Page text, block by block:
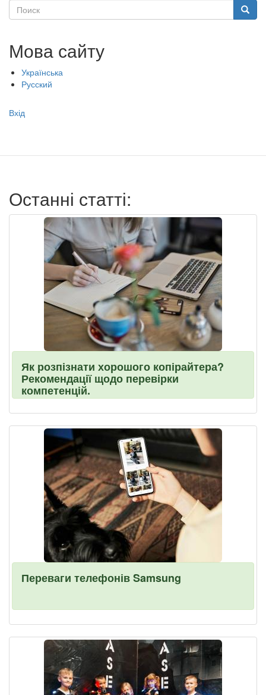
Поиск Поиск
Мова сайту
Українська
Русский
Меню
записи
Вхід
Останні статті:
Як розпізнати хорошого копірайтера?
Рекомендації щодо перевірки
компетенцій.
Переваги телефонів Samsung